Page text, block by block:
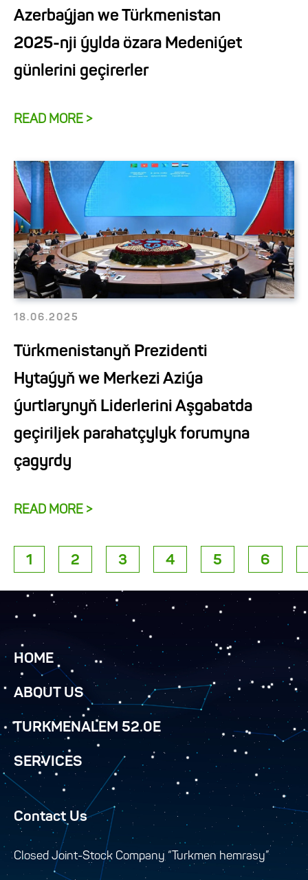
Azerbaýjan we Türkmenistan
2025-nji ýylda özara Medeniýet
günlerini geçirerler
READ MORE >
18.06.2025
Türkmenistanyň Prezidenti
Hytaýyň we Merkezi Aziýa
ýurtlarynyň Liderlerini Aşgabatda
geçiriljek parahatçylyk forumyna
çagyrdy
READ MORE >
1 2 3 4 5 6
HOME
ABOUT US
TURKMENALEM 52.0E
SERVICES
Contact Us
Closed Joint-Stock Company “Turkmen hemrasy”